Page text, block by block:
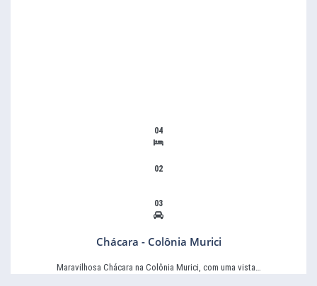
04
02
03
Chácara - Colônia Murici
Maravilhosa Chácara na Colônia Murici, com uma vista…